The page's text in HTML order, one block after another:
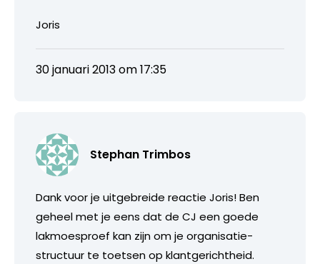
Joris
30 januari 2013 om 17:35
Stephan Trimbos
Dank voor je uitgebreide reactie Joris! Ben
geheel met je eens dat de CJ een goede
lakmoesproef kan zijn om je organisatie-
structuur te toetsen op klantgerichtheid.